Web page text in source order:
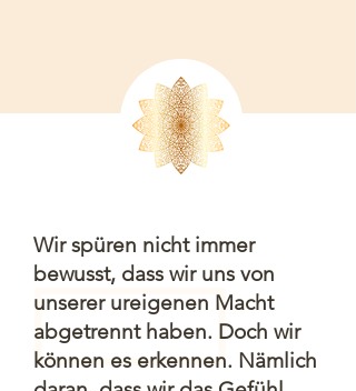
Wir spüren nicht immer
bewusst, dass wir uns von
unserer ureigenen Macht
abgetrennt haben. Doch wir
können es erkennen. Nämlich